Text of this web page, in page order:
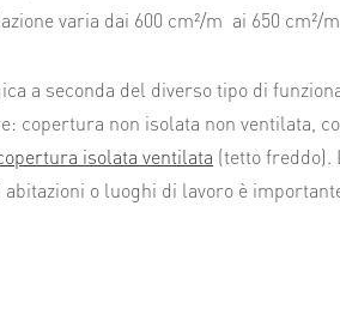
varia dai 600 cm²/m ai 650 cm²/m .
a seconda del diverso tipo di
copertura non isolata non ventilata,
isolata ventilata (tetto freddo).
o luoghi di lavoro è